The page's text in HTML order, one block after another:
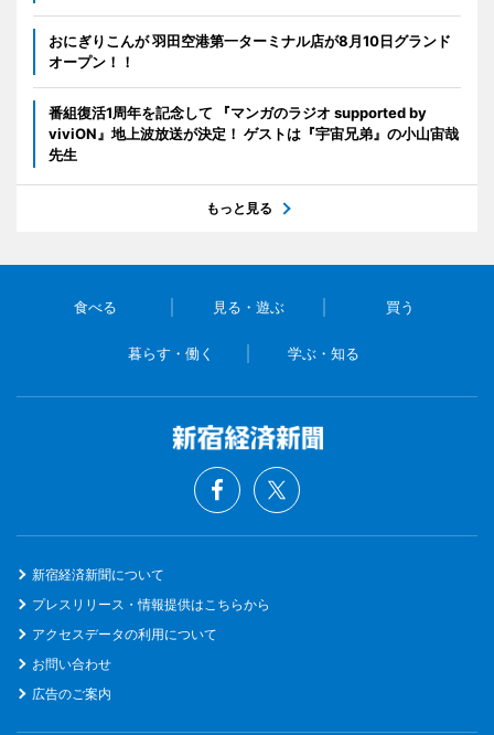
おにぎりこんが 羽田空港第一ターミナル店が8月10日グランド
オープン！！
番組復活1周年を記念して 『マンガのラジオ supported by
viviON』地上波放送が決定！ ゲストは『宇宙兄弟』の小山宙哉
先生
もっと見る
食べる 見る・遊ぶ 買う
暮らす・働く 学ぶ・知る
新宿経済新聞について
プレスリリース・情報提供はこちらから
アクセスデータの利用について
お問い合わせ
広告のご案内